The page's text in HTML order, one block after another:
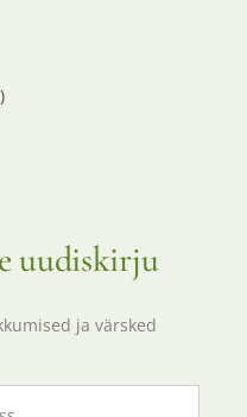
uudiskirju
ja värsked